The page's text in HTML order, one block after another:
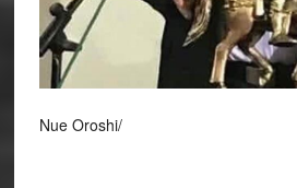
Nue Oroshi/